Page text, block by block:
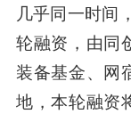
几乎同一时间
轮融资，由同
装备基金、网
地，本轮融资